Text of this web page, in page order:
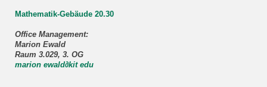
Mathematik-Gebäude 20.30
Office Management:
Marion Ewald
Raum 3.029, 3. OG
marion ewald∂kit edu